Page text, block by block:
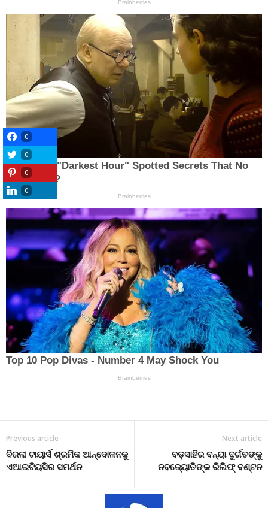
Previous article
ବିରଳା ଟାୟାର୍ସ ଶ୍ରମିକ ଆନ୍ଦୋଳନକୁ
ଏଆଇଟିୟସିର ସମର୍ଥନ
Next article
ବଡ଼ସାହିର ବନ୍ୟା ଦୁର୍ଗତଙ୍କୁ
ନବଜ୍ୟୋତିଙ୍କ ରିଲିଫ୍ ବଣ୍ଟନ
0
0
0
0